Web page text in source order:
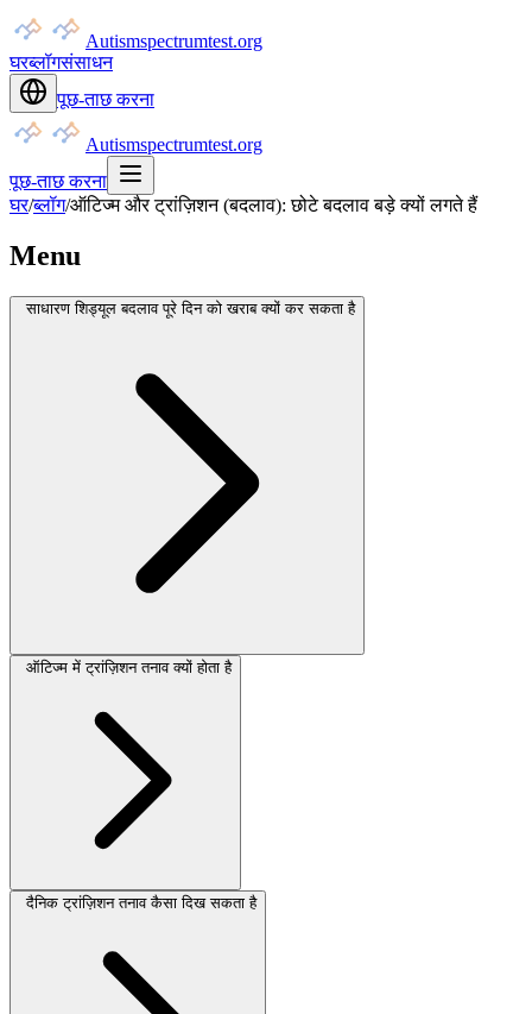
Autismspectrumtest.org
घरब्लॉगसंसाधन
पूछ-ताछ करना
Autismspectrumtest.org
पूछ-ताछ करना
घर/ब्लॉग/ऑटिज्म और ट्रांज़िशन (बदलाव): छोटे बदलाव बड़े क्यों लगते हैं
Menu
साधारण शिड्यूल बदलाव पूरे दिन को खराब क्यों कर सकता है
ऑटिज्म में ट्रांज़िशन तनाव क्यों होता है
दैनिक ट्रांज़िशन तनाव कैसा दिख सकता है